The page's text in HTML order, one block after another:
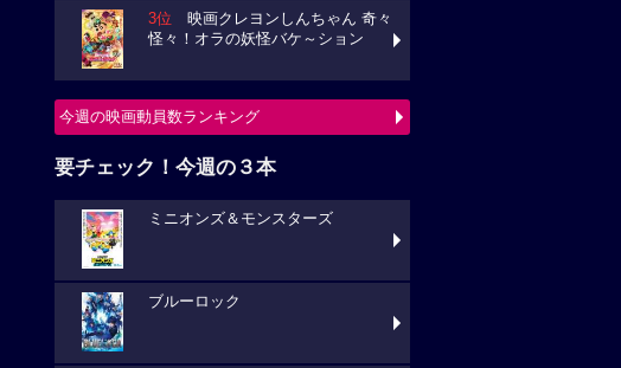
3位 映画クレヨンしんちゃん 奇々
怪々！オラの妖怪バケ～ション
今週の映画動員数ランキング
要チェック！今週の３本
ミニオンズ＆モンスターズ
ブルーロック